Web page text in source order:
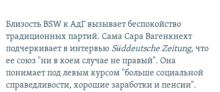
Близость BSW к АдГ вызывает беспокойство
традиционных партий. Сама Сара Вагенкнехт
подчеркивает в интервью Süddeutsche Zeitung, что
ее союз "ни в коем случае не правый". Она
понимает под левым курсом "больше социальной
справедливости, хорошие заработки и пенсии".